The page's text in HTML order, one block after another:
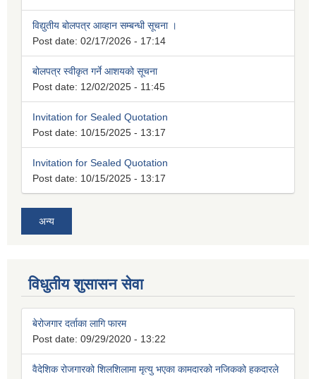
विद्युतीय बोलपत्र आव्हान सम्बन्धी सूचना ।
Post date: 02/17/2026 - 17:14
बोलपत्र स्वीकृत गर्ने आशयको सूचना
Post date: 12/02/2025 - 11:45
Invitation for Sealed Quotation
Post date: 10/15/2025 - 13:17
Invitation for Sealed Quotation
Post date: 10/15/2025 - 13:17
अन्य
विधुतीय शुसासन सेवा
बेरोजगार दर्ताका लागि फारम
Post date: 09/29/2020 - 13:22
वैदेशिक रोजगारको शिलशिलामा मृत्यु भएका कामदारको नजिकको हकदारले